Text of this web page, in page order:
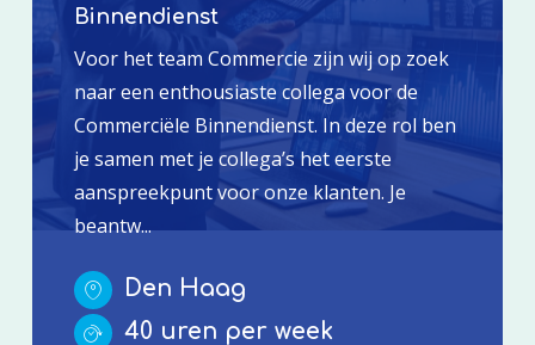
Binnendienst
Voor het team Commercie zijn wij op zoek
naar een enthousiaste collega voor de
Commerciële Binnendienst. In deze rol ben
je samen met je collega’s het eerste
aanspreekpunt voor onze klanten. Je
beantw...
Den Haag
40 uren per week